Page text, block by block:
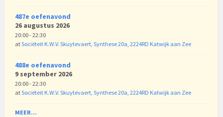
487e oefenavond
26 augustus 2026
20:00 - 22:30
atSociëteit K.W.V. Skuytevaert, Synthese 20a, 2224RD Katwijk aan Zee
488e oefenavond
9 september 2026
20:00 - 22:30
atSociëteit K.W.V. Skuytevaert, Synthese 20a, 2224RD Katwijk aan Zee
MEER...